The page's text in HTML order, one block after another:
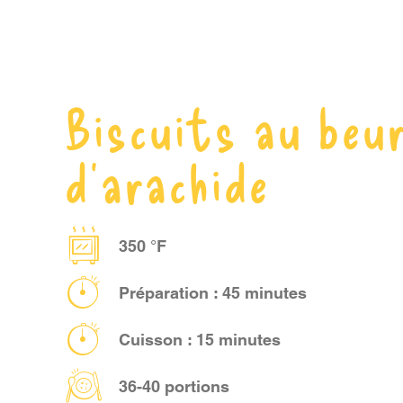
Biscuits au
d’arachide
350 °F
Préparation : 45 minutes
Cuisson : 15 minutes
36-40 portions